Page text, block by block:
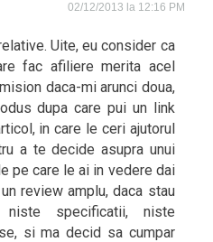
02/12/2013 la 12:16 PM
Uite, eu consider ca
fac afiliere merita acel
daca-mi arunci doua,
dupa care pui un link
in care le ceri ajutorul
a te decide asupra unui
pe care le ai in vedere dai
review amplu, daca stau
specificatii, niste
si ma decid sa cumpar